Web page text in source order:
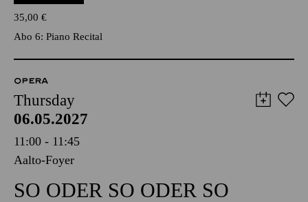
35,00 €
Abo 6: Piano Recital
OPERA
Thursday
06.05.2027
11:00 - 11:45
Aalto-Foyer
SO ODER SO ODER SO